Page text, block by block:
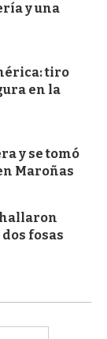
y una
tiro
en la
y se tomó
Maroñas
fosas